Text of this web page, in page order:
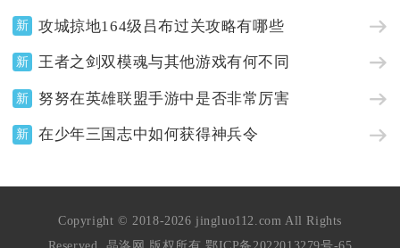
新 攻城掠地164级吕布过关攻略有哪些
新 王者之剑双模魂与其他游戏有何不同
新 努努在英雄联盟手游中是否非常厉害
新 在少年三国志中如何获得神兵令
Copyright © 2018-2026 jingluo112.com All Rights